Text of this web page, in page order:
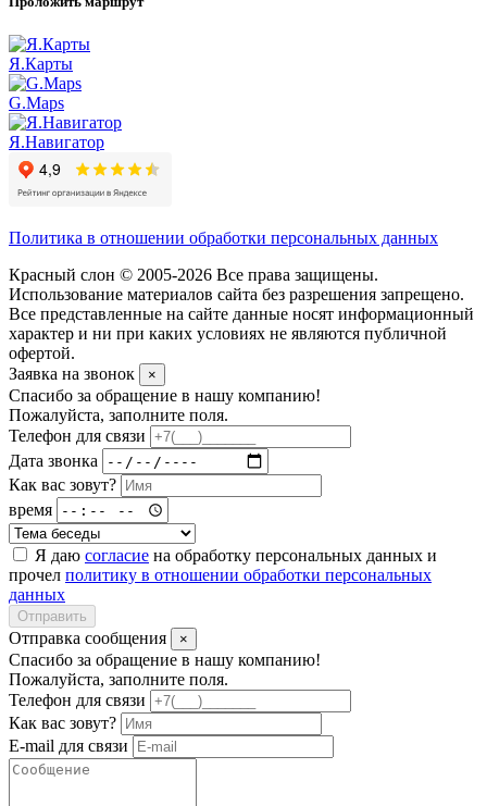
Я.Карты
G.Maps
Я.Навигатор
Политика в отношении обработки персональных данных
Красный слон © 2005-2026 Все права защищены.
Использование материалов сайта без разрешения запрещено.
Все представленные на сайте данные носят информационный
характер и ни при каких условиях не являются публичной
офертой.
Заявка на звонок
×
Спасибо за обращение в нашу компанию!
Пожалуйста, заполните поля.
Телефон для связи
Дата звонка
Как вас зовут?
время
Я даю согласие на обработку персональных данных и
прочел политику в отношении обработки персональных
данных
Отправить
Отправка сообщения ×
Спасибо за обращение в нашу компанию!
Пожалуйста, заполните поля.
Телефон для связи
Как вас зовут?
E-mail для связи